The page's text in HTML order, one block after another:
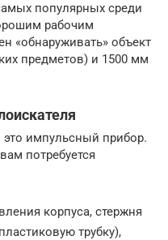
популярных среди
рабочим
«обнаруживать» объект
предметов) и 1500 мм
импульсный прибор.
потребуется
корпуса, стержня
трубку),